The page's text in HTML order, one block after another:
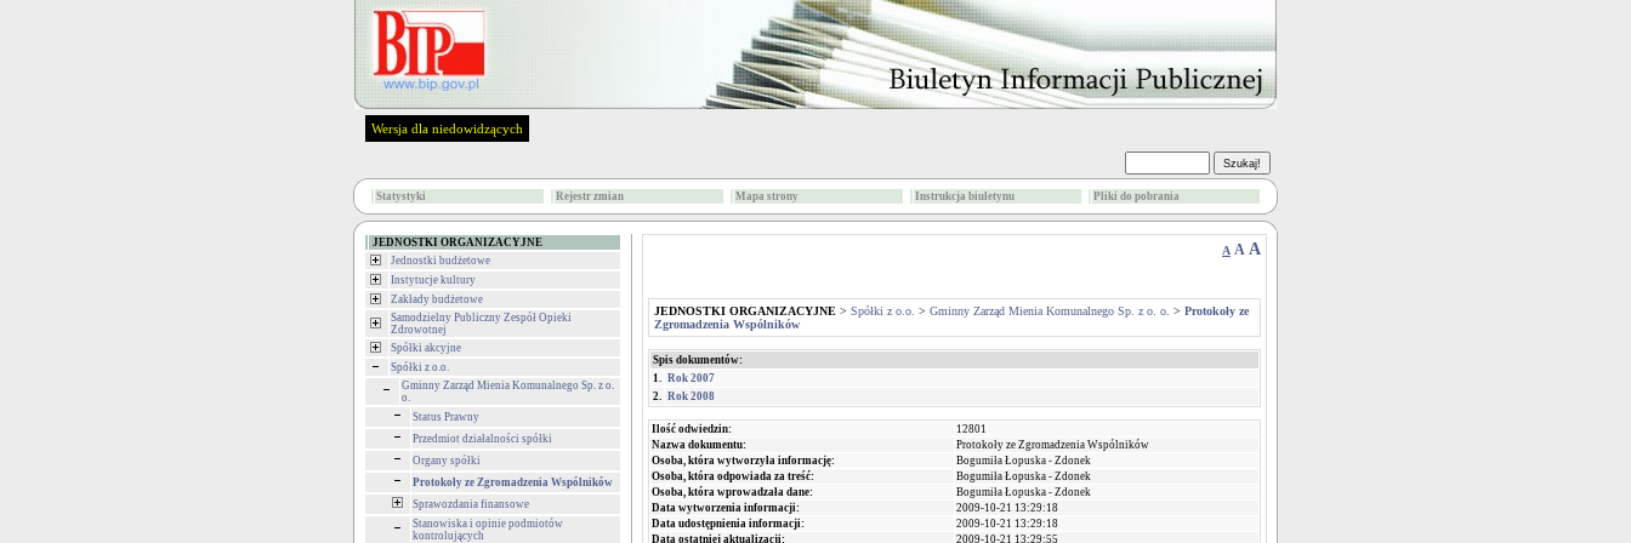
Wersja dla niedowidzących
Statystyki Rejestr zmian Mapa strony Instrukcja biuletynu Pliki do pobrania
JEDNOSTKI ORGANIZACYJNE
Jednostki budżetowe
Instytucje kultury
Zakłady budżetowe
Samodzielny Publiczny Zespół Opieki
Zdrowotnej
Spółki akcyjne
Spółki z o.o.
Gminny Zarząd Mienia Komunalnego Sp. z o.
o.
Status Prawny
Przedmiot działalności spółki
Organy spółki
Protokoły ze Zgromadzenia Wspólników
Sprawozdania finansowe
Stanowiska i opinie podmiotów
kontrolujących
A A A
JEDNOSTKI ORGANIZACYJNE > Spółki z o.o. > Gminny Zarząd Mienia Komunalnego Sp. z o. o. > Protokoły ze
Zgromadzenia Wspólników
Spis dokumentów:
1. Rok 2007
2. Rok 2008
Ilość odwiedzin:
12801
Nazwa dokumentu:
Protokoły ze Zgromadzenia Wspólników
Osoba, która wytworzyła informację:
Bogumiła Łopuska - Zdonek
Osoba, która odpowiada za treść:
Bogumiła Łopuska - Zdonek
Osoba, która wprowadzała dane:
Bogumiła Łopuska - Zdonek
Data wytworzenia informacji:
2009-10-21 13:29:18
Data udostępnienia informacji:
2009-10-21 13:29:18
Data ostatniej aktualizacji:
2009-10-21 13:29:55